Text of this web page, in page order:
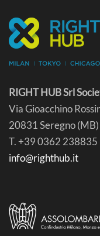
RIGHT HUB Srl
Via Gioacchino
20831 Seregno
T. +39 0362 238835
info@righthub.it